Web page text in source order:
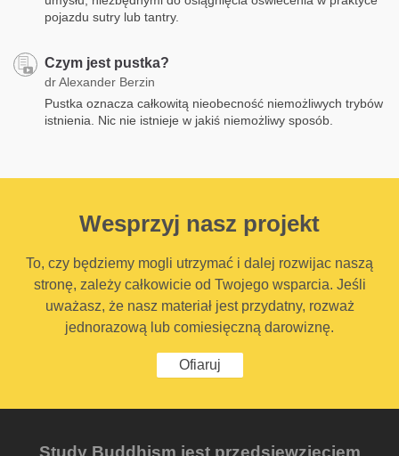
pojazdu sutry lub tantry.
Czym jest pustka?
dr Alexander Berzin
Pustka oznacza całkowitą nieobecność niemożliwych trybów
istnienia. Nic nie istnieje w jakiś niemożliwy sposób.
Wesprzyj nasz projekt
To, czy będziemy mogli utrzymać i dalej rozwijac naszą
stronę, zależy całkowicie od Twojego wsparcia. Jeśli
uważasz, że nasz materiał jest przydatny, rozważ
jednorazową lub comiesięczną darowiznę.
Ofiaruj
Study Buddhism jest przedsięwzięciem